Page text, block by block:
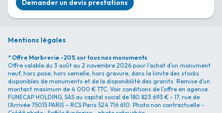
Demander un devis prestations
Mentions légales
* Offre Marbrerie -20% sur tous nos monuments
Offre valable du 3 août au 2 novembre 2026 pour l’achat d’un monument
neuf, hors pose, hors semelle, hors gravure, dans la limite des stocks
disponibles de monuments et de la disponibilité des granits. Remise d’un
montant maximum de 4 000 € TTC. Voir conditions de l’offre en agence.
FUNECAP HOLDING, SAS au capital social de 180 823 693 € - 17, rue de
l’Arrivée 75015 PARIS – RCS Paris 524 716 610. Photo non contractuelle -